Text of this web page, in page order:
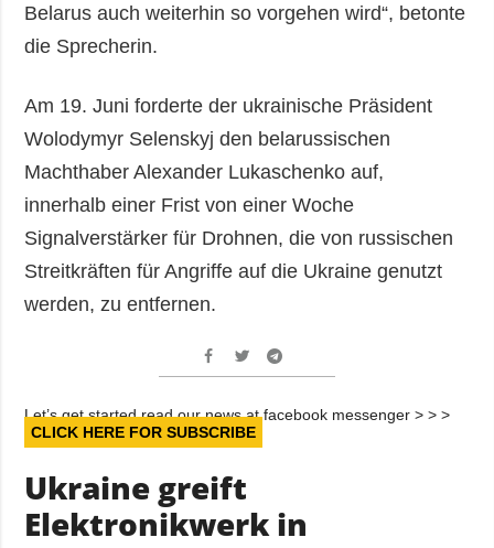
Belarus auch weiterhin so vorgehen wird“, betonte
die Sprecherin.
Am 19. Juni forderte der ukrainische Präsident
Wolodymyr Selenskyj den belarussischen
Machthaber Alexander Lukaschenko auf,
innerhalb einer Frist von einer Woche
Signalverstärker für Drohnen, die von russischen
Streitkräften für Angriffe auf die Ukraine genutzt
werden, zu entfernen.
Let’s get started read our news at facebook messenger > > >
CLICK HERE FOR SUBSCRIBE
Ukraine greift
Elektronikwerk in